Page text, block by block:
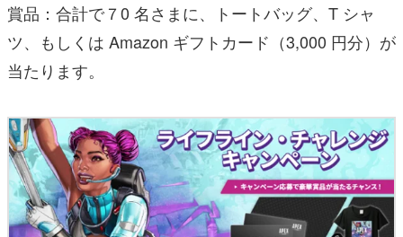
賞品：合計で７0 名さまに、トートバッグ、T シャ
ツ、もしくは Amazon ギフトカード（3,000 円分）が
当たります。